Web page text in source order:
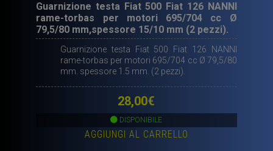
quantità
Guarnizione testa Fiat 500 Fiat 126 NANNI
rame-torbas per motori 695/704 cc Ø
79,5/80 mm,spessore 15/10 mm (2 pezzi).
Guarnizione testa Fiat 500 Fiat 126 NANNI
rame-torbas per motori 695/704 cc Ø 79,5/80
mm. spessore 1.5 mm. (2 pezzi).
28,00€
DISPONIBILE
AGGIUNGI AL CARRELLO